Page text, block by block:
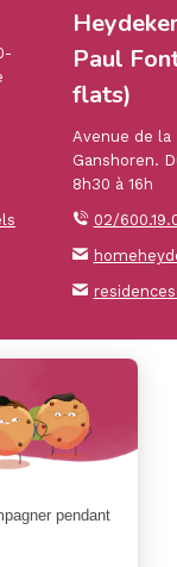
Paul
flats)
Avenue de la
Ganshoren.
8h30 à 16h
02/
pendant